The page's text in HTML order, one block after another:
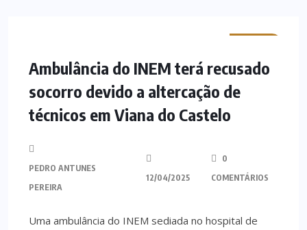
Ambulância do INEM terá recusado
socorro devido a altercação de
técnicos em Viana do Castelo
PEDRO ANTUNES
PEREIRA
12/04/2025
0
COMENTÁRIOS
Uma ambulância do INEM sediada no hospital de